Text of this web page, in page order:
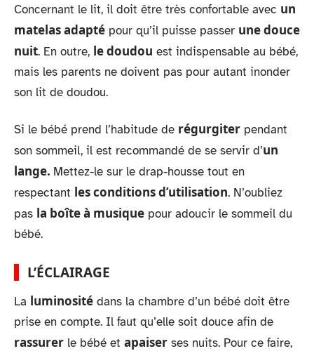
Concernant le lit, il doit être très confortable avec un
matelas adapté pour qu’il puisse passer une douce
nuit. En outre, le doudou est indispensable au bébé,
mais les parents ne doivent pas pour autant inonder
son lit de doudou.
Si le bébé prend l’habitude de régurgiter pendant
son sommeil, il est recommandé de se servir d’un
lange. Mettez-le sur le drap-housse tout en
respectant les conditions d’utilisation. N’oubliez
pas la boîte à musique pour adoucir le sommeil du
bébé.
L’ÉCLAIRAGE
La luminosité dans la chambre d’un bébé doit être
prise en compte. Il faut qu’elle soit douce afin de
rassurer le bébé et apaiser ses nuits. Pour ce faire,